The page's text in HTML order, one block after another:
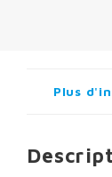
Plus